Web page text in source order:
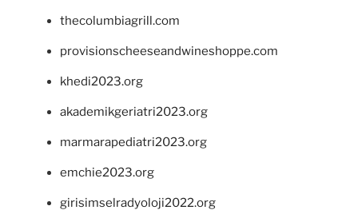
thecolumbiagrill.com
provisionscheeseandwineshoppe.com
khedi2023.org
akademikgeriatri2023.org
marmarapediatri2023.org
emchie2023.org
girisimselradyoloji2022.org